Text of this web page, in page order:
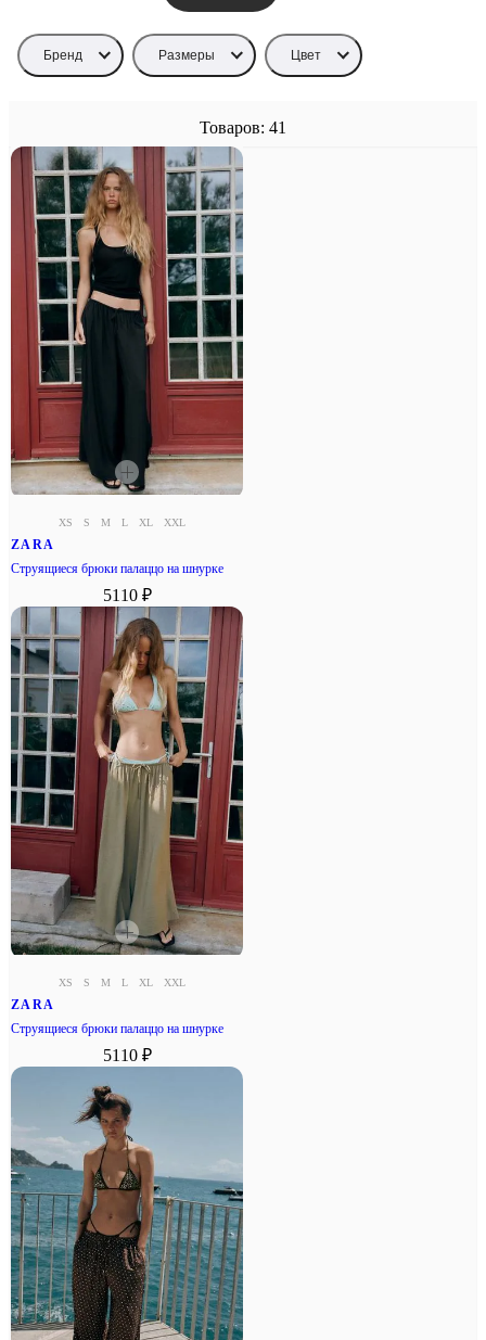
Бренд Размеры Цвет
Товаров: 41
XS S M L XL XXL
ZARA
Струящиеся брюки палаццо на шнурке
5110 ₽
XS S M L XL XXL
ZARA
Струящиеся брюки палаццо на шнурке
5110 ₽